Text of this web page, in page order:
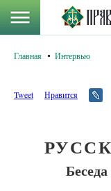
Главная Интервью
Tweet Нравится